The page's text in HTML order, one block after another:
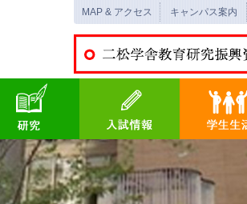
MAP & アクセス キャンパス案内